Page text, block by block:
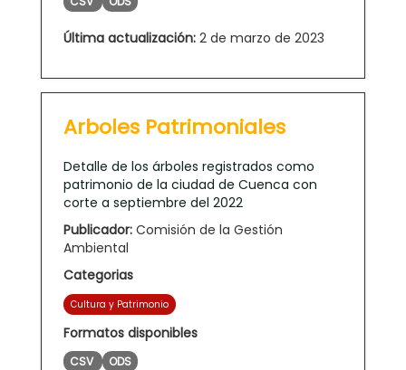
Última actualización: 2 de marzo de 2023
Arboles Patrimoniales
Detalle de los árboles registrados como
patrimonio de la ciudad de Cuenca con
corte a septiembre del 2022
Publicador: Comisión de la Gestión
Ambiental
Categorias
Cultura y Patrimonio
Formatos disponibles
CSV ODS